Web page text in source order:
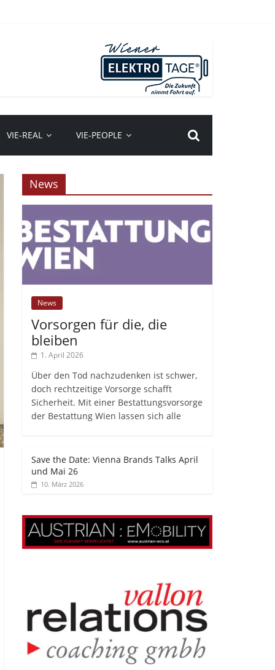
VIE-REAL VIE-PEOPLE
News
News
Vorsorgen für die, die
bleiben
1. April 2026
Über den Tod nachzudenken ist schwer,
doch rechtzeitige Vorsorge schafft
Sicherheit. Mit einer Bestattungsvorsorge
der Bestattung Wien lassen sich alle
Save the Date: Vienna Brands Talks April
und Mai 26
10. März 2026